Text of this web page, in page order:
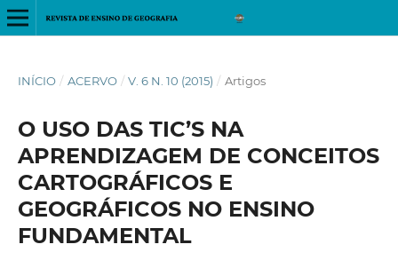
INÍCIO / ACERVO / V. 6 N. 10 (2015) / Artigos
O USO DAS TIC’S NA
APRENDIZAGEM DE CONCEITOS
CARTOGRÁFICOS E
GEOGRÁFICOS NO ENSINO
FUNDAMENTAL